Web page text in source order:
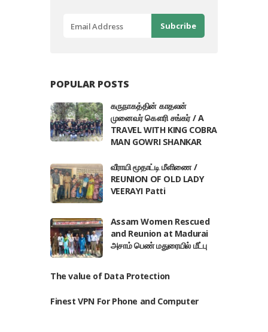
POPULAR POSTS
கருநாகத்தின் காதலன்
முனைவர் கௌரி சங்கர் / A
TRAVEL WITH KING COBRA
MAN GOWRI SHANKAR
வீராயி மூதாட்டி மீளிணை /
REUNION OF OLD LADY
VEERAYI Patti
Assam Women Rescued
and Reunion at Madurai
அசாம் பெண் மதுரையில் மீட்பு
The value of Data Protection
Finest VPN For Phone and Computer